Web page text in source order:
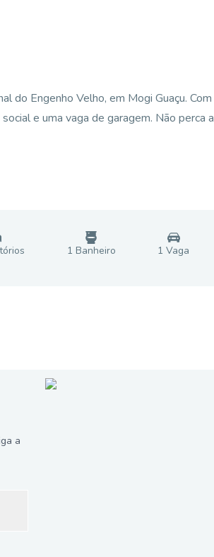
do Engenho Velho, em Mogi Guaçu. Com
e uma vaga de garagem. Não perca a
s 1 Banheiro 1 Vaga
a